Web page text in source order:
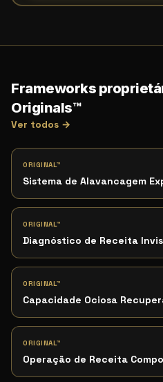
Frameworks
Originals™
Ver todos →
ORIGINAL™
Sistema de Alavancagem
ORIGINAL™
Diagnóstico de Receita
ORIGINAL™
Capacidade Ociosa
ORIGINAL™
Operação de Receita